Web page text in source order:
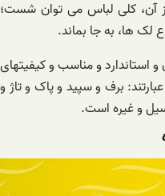
از آن، کلی لباس می توان شست؛
لک ها، به جا بماند.
و استاندارد و مناسب و کیفیتهای
برف و سپید و پاک و تاژ و
و غیره است.